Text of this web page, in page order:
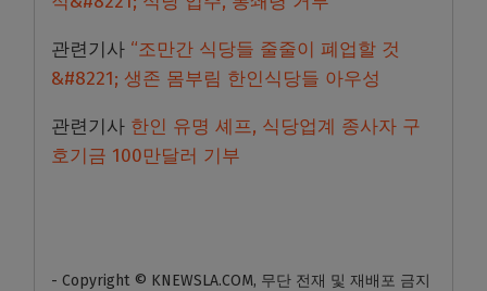
관련기사 “조만간 식당들 줄줄이 폐업할 것
&#8221; 생존 몸부림 한인식당들 아우성
관련기사 한인 유명 셰프, 식당업계 종사자 구
호기금 100만달러 기부
- Copyright © KNEWSLA.COM, 무단 전재 및 재배포 금지